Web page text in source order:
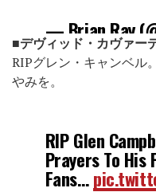
— Brian Ray
年8月8日
■デヴィッド・カヴァー
RIPグレン・キャンベル
やみを。
RIP Glen
Prayers To His
Fans…